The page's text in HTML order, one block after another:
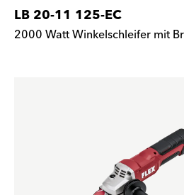
LB 20-11 125-EC
2000 Watt Winkelschleifer mit